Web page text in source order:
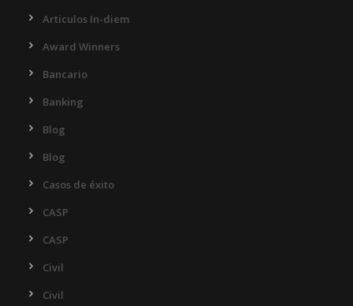
Articulos In-diem
Award Winners
Bancario
Banking
Blog
Blog
Casos de éxito
CASP
CASP
Civil
Civil